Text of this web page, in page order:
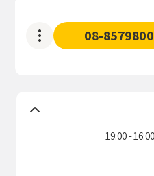
08-8579800